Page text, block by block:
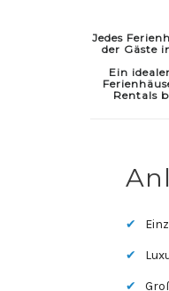
Jedes
der Gäste
Ein
Rentals